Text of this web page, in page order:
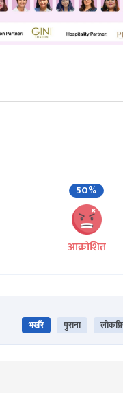
50%
आक्रोशित
भर्खरै पुराना